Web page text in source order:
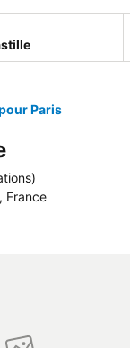
Paris
)
France